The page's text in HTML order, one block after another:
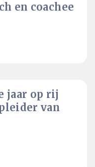
en coachee
jaar op rij
van